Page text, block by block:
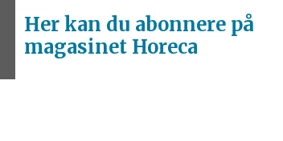
Her kan du abonnere på
magasinet Horeca